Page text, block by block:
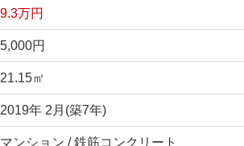
9.3万円
5,000円
21.15㎡
2019年 2月(築7年)
マンション / 鉄筋コンクリート